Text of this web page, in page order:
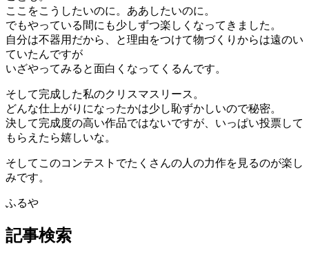
ここをこうしたいのに。ああしたいのに。
でもやっている間にも少しずつ楽しくなってきました。
自分は不器用だから、と理由をつけて物づくりからは遠のい
ていたんですが
いざやってみると面白くなってくるんです。
そして完成した私のクリスマスリース。
どんな仕上がりになったかは少し恥ずかしいので秘密。
決して完成度の高い作品ではないですが、いっぱい投票して
もらえたら嬉しいな。
そしてこのコンテストでたくさんの人の力作を見るのが楽し
みです。
ふるや
記事検索